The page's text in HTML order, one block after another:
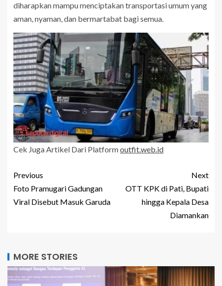
diharapkan mampu menciptakan transportasi umum yang
aman, nyaman, dan bermartabat bagi semua.
Cek Juga Artikel Dari Platformoutfit.web.id
Previous
Foto Pramugari Gadungan
Viral Disebut Masuk Garuda
Next
OTT KPK di Pati, Bupati
hingga Kepala Desa
Diamankan
MORE STORIES